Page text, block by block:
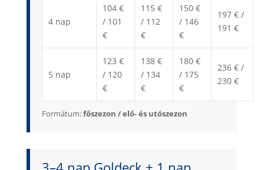
4 nap
104 €
/ 101
€
115 €
/ 112
€
150 €
/ 146
€
197 € /
191 €
5 nap
123 €
/ 120
€
138 €
/ 134
€
180 €
/ 175
€
236 € /
230 €
Formátum:főszezon / elő- és utószezon